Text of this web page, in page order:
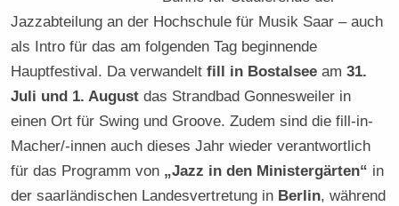
Jazzabteilung an der Hochschule für Musik Saar – auch
als Intro für das am folgenden Tag beginnende
Hauptfestival. Da verwandeltfill in Bostalsee am31.
Juli und 1. August das Strandbad Gonnesweiler in
einen Ort für Swing und Groove. Zudem sind die fill-in-
Macher/-innen auch dieses Jahr wieder verantwortlich
für das Programm von „Jazz in den Ministergärten“ in
der saarländischen Landesvertretung in Berlin, während